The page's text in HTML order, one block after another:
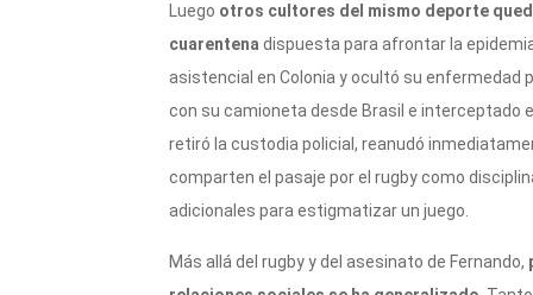
Luego otros cultores del mismo deporte
cuarentena dispuesta para afrontar la
asistencial en Colonia y ocultó su enfermedad
con su camioneta desde Brasil e interceptado
retiró la custodia policial, reanudó
comparten el pasaje por el rugby como
adicionales para estigmatizar un juego.
Más allá del rugby y del asesinato de Fernando,